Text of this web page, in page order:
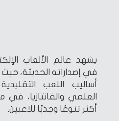
يشهد عالم الألعاب
في إصداراته الحديثة،
أساليب اللعب
العلمي والفانتازيا،
أكثر تنوعًا وجذبًا للاعبين.